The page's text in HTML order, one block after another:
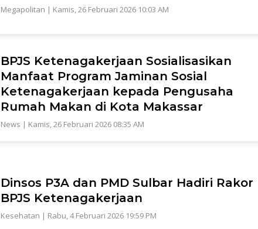
Megapolitan | Kamis, 26 Februari 2026 10:03 AM
BPJS Ketenagakerjaan Sosialisasikan
Manfaat Program Jaminan Sosial
Ketenagakerjaan kepada Pengusaha
Rumah Makan di Kota Makassar
News | Kamis, 26 Februari 2026 08:35 AM
Dinsos P3A dan PMD Sulbar Hadiri Rakor
BPJS Ketenagakerjaan
Kesehatan | Rabu, 4 Februari 2026 19:59 PM